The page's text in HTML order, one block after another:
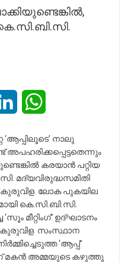
LinkedIn
‘ആപ്പിലൂടെ’ നാലു
കരയാന്‍ പറ്റിയ
മദ്യവിരുദ്ധസമിതി
കുരുവിള. ലോക പുകയില
കെ.സി.ബി.സി.
മീറ്റിംഗ്’ ഉദ്ഘാടനം
സംസ്ഥാന
‘ആപ്പ്’
മകന്‍ അമ്മയുടെ കഴുത്തു